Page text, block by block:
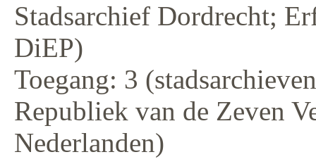
Stadsarchief Dordrecht;
DiEP)
Toegang: 3
Republiek van de Zeven
Nederlanden)